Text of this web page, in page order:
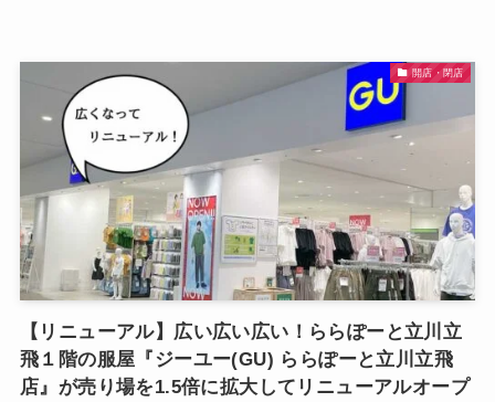
開店・閉店
【リニューアル】広い広い広い！ららぽーと立川立
飛１階の服屋『ジーユー(GU) ららぽーと立川立飛
店』が売り場を1.5倍に拡大してリニューアルオープ